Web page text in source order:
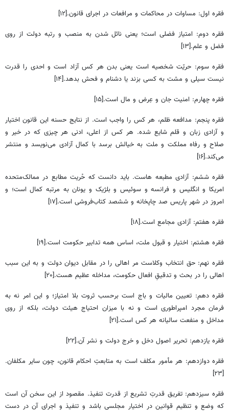
فقره اول: مساوات در محاکمات و مرافعات در اجرای قانون.[۱۲]
فقره دوم: امتیاز فضلی است؛ یعنی نائل شدن به منصب و رتبه دولت از روی
فضل و علم.[۱۳]
فقره سوم: حریّت شخصیه است یعنی بدن هر کس آزاد است و احدی را قدرت
نیست سیلی و مشت به کسی بزند یا دشنام و فحش بدهد.[۱۴]
فقره چهارم: امنیت جان و عِرض و مال است.[۱۵]
فقره پنجم: مدافعه ظلم، هر کس را واجب است. از نتایج حسنه این قانون اختیار
و آزادی زبان و قلم شایع شده. هر کس از اعلی، ادنی هر چیزی که در خیر و
صلاح و رفاه مملکت و ملت به خیالش برسد با کمال آزادی می‌نویسد و منتشر
می‌کند.[۱۶]
فقره ششم: آزادی مطبعه هاست. باید دانست که حُریت مطابع در ممالک‌متحده
امریکا و انگلیس و فرانسه و سوئیس و بلژیک و یونان به مرتبه کمال است؛ و
امروز در شهر پاریس صد چاپخانه و ششصد کتاب‌فروشی است.[۱۷]
فقره هفتم: آزادی مجامع است.[۱۸]
فقره هشتم: اختیار و قبول ملت، اساس همه تدابیر حکومت است.[۱۹]
فقره نهم: حق انتخاب وکلاست مر اهالی را در مقابل دیوان دولت و به این سبب
اهالی را در بحث و تدقیقِ افعال حکومت، مداخله عظیم هست.[۲۰]
فقره دهم: تعیین مالیات و باج است برحسب ثروت بلا امتیاز؛ و این امر نه به
فرمان مجرد امپراطوری است و نه با میزان احتیاج هیئت دولت، بلکه از روی
مداخل و منفعت سالیانه هر کس است.[۲۱]
فقره یازدهم: تحریر اصول دخل و خرج دولت و نشر آن.[۲۲]
فقره دوازدهم: هر مأمور مکلف است به متابعتِ احکام قانون، چون سایر مکلفان.
[۲۳]
فقره سیزدهم: تفریق قدرتِ تشریع از قدرت تنفیذ. مقصود از این سخن آن است
که وضع و تنظیم قوانین در اختیار مجلسی باشد و تنفیذ و اجرای آن در دست